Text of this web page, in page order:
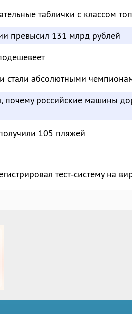
таблички с классом
превысил 131 млрд рублей
стали абсолютными
почему российские машины
105 пляжей
тест‑систему на